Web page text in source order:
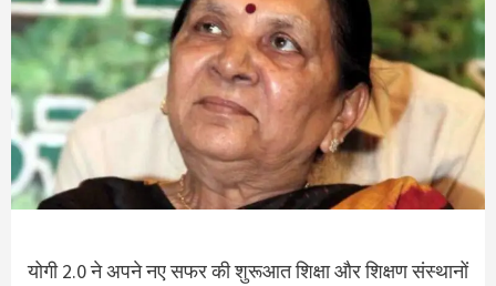
योगी 2.0 ने अपने नए सफर की शुरूआत शिक्षा और शिक्षण संस्थानों